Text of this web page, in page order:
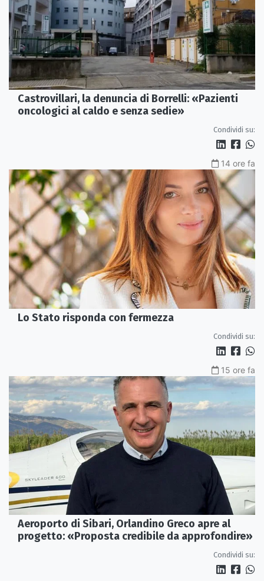
Castrovillari, la denuncia di Borrelli: «Pazienti
oncologici al caldo e senza sedie»
Condividi su:
14 ore fa
Lo Stato risponda con fermezza
Condividi su:
15 ore fa
Aeroporto di Sibari, Orlandino Greco apre al
progetto: «Proposta credibile da approfondire»
Condividi su: